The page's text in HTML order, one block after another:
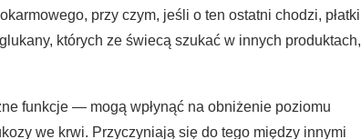
przy czym, jeśli o ten ostatni chodzi, płatki
których ze świecą szukać w innych produktach,
funkcje — mogą wpłynąć na obniżenie poziomu
we krwi. Przyczyniają się do tego między innymi